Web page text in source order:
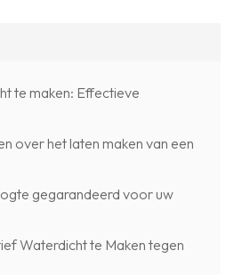
te maken: Effectieve
over het laten maken van een
gegarandeerd voor uw
Waterdicht te Maken tegen